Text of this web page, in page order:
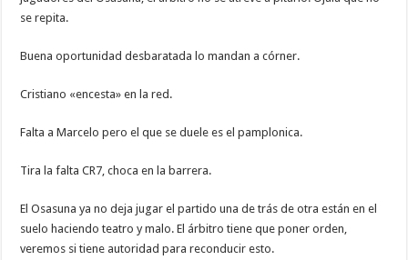
se repita.
Buena oportunidad desbaratada lo mandan a córner.
Cristiano «encesta» en la red.
Falta a Marcelo pero el que se duele es el pamplonica.
Tira la falta CR7, choca en la barrera.
El Osasuna ya no deja jugar el partido una de trás de otra están en el
suelo haciendo teatro y malo. El árbitro tiene que poner orden,
veremos si tiene autoridad para reconducir esto.